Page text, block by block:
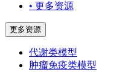
• 更多资源
更多资源
代谢类模型
肿瘤免疫类模型